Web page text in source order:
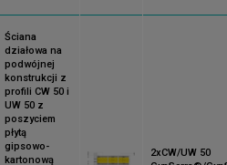
Ściana
działowa na
podwójnej
konstrukcji z
profili CW 50 i
UW 50 z
poszyciem
płytą
gipsowo-
kartonową
2xCW/UW 50